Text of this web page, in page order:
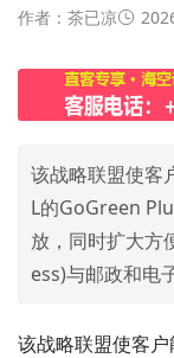
作者：茶已凉
该战略联盟使客
L的GoGreen
放，同时扩大方
ess)与邮政和电
该战略联盟使客